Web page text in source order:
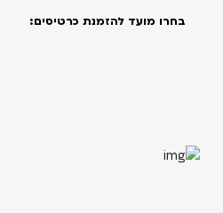
בחרו מועד להזמנת כרטיסים: